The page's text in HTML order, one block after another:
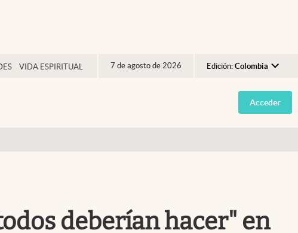
VIDA ESPIRITUAL 7 de agosto de 2026 Edición: Colombia
Argentina
España
Acceder
deberían hacer" en